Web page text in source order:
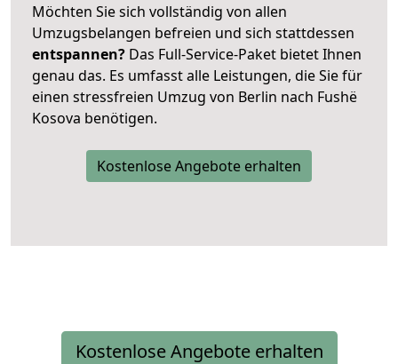
Möchten Sie sich vollständig von allen
Umzugsbelangen befreien und sich stattdessen
entspannen? Das Full-Service-Paket bietet Ihnen
genau das. Es umfasst alle Leistungen, die Sie für
einen stressfreien Umzug von Berlin nach Fushë
Kosova benötigen.
Kostenlose Angebote erhalten
Kostenlose Angebote erhalten